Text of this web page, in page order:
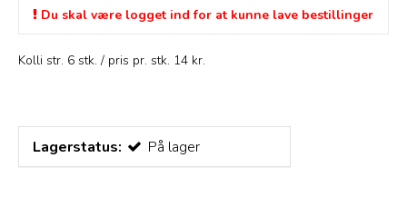
Du skal være logget ind for at kunne lave bestillinger
Kolli str. 6 stk. / pris pr. stk. 14 kr.
Lagerstatus: På lager